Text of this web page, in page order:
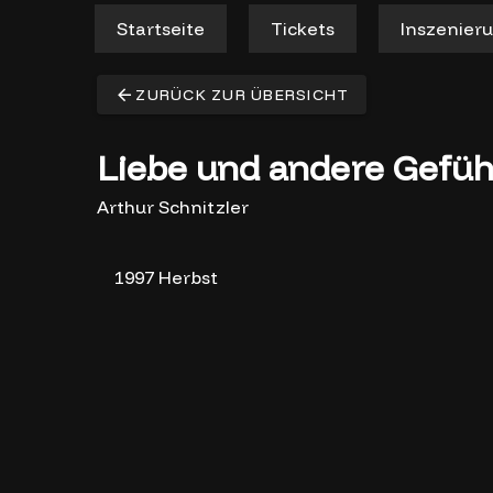
Startseite Tickets
ZURÜCK ZUR ÜBERSICHT
Liebe und andere
Arthur Schnitzler
1997 Herbst